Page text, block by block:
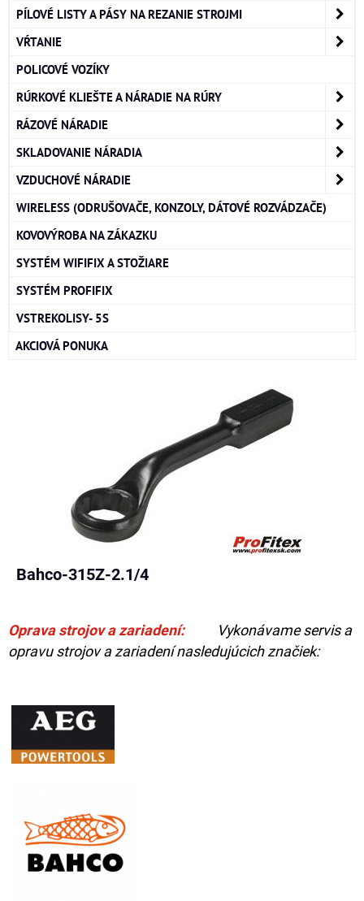
PÍLOVÉ LISTY A PÁSY NA REZANIE STROJMI
VŔTANIE
POLICOVÉ VOZÍKY
RÚRKOVÉ KLIEŠTE A NÁRADIE NA RÚRY
RÁZOVÉ NÁRADIE
SKLADOVANIE NÁRADIA
VZDUCHOVÉ NÁRADIE
WIRELESS (ODRUŠOVAČE, KONZOLY, DÁTOVÉ ROZVÁDZAČE)
KOVOVÝROBA NA ZÁKAZKU
SYSTÉM WIFIFIX A STOŽIARE
SYSTÉM PROFIFIX
VSTREKOLISY- 5S
AKCIOVÁ PONUKA
Bahco-315Z-2.1/4
Oprava strojov a zariadení:
Vykonávame servis a
opravu strojov a zariadení nasledujúcich značiek: